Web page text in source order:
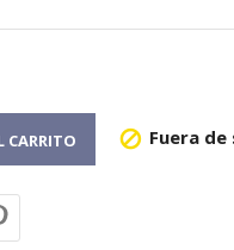
CARRITO  Fuera